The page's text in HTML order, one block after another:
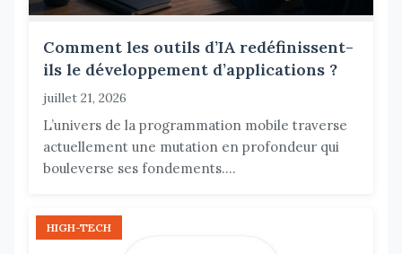
Comment les outils d’IA redéfinissent-
ils le développement d’applications ?
juillet 21, 2026
L’univers de la programmation mobile traverse
actuellement une mutation en profondeur qui
bouleverse ses fondements....
HIGH-TECH